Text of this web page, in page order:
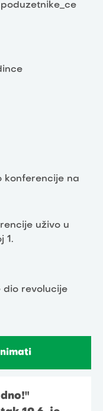
konferencije na
uživo u
1.
dio revolucije